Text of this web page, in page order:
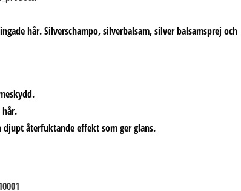
hår. Silverschampo, silverbalsam, silver balsamsprej och
återfuktande effekt som ger glans.